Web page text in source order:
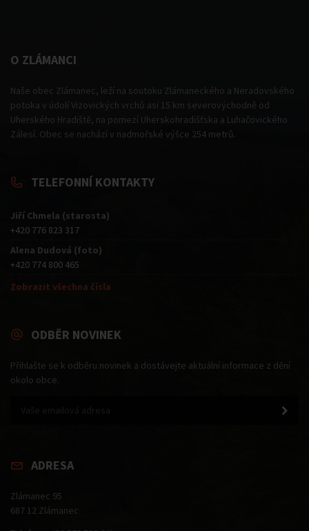
O ZLÁMANCI
Naše obec Zlámanec, leží na soutoku Zlámaneckého a Neradovského
potoka v údolí Vizovických vrchů asi 15 km severovýchodně od
Uherského Hradiště, na pomezí Uherskohradišťska a Luhačovického
Zálesí. Obec se nachází v nadmořské výšce 254 metrů.
TELEFONNÍ KONTAKTY
Jiří Chmela (starosta)
+420 776 823 317
Alena Dudová (foto)
+420 774 800 465
Zobrazit všechna čísla
ODBĚR NOVINEK
Přihlašte se k odběru novinek a dostávejte aktuální informace z dění
okolo obce.
ADRESA
Zlámanec 95
687 12 Zlámanec